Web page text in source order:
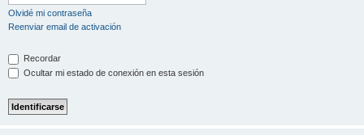
Olvidé mi contraseña
Reenviar email de activación
Recordar
Ocultar mi estado de conexión en esta sesión